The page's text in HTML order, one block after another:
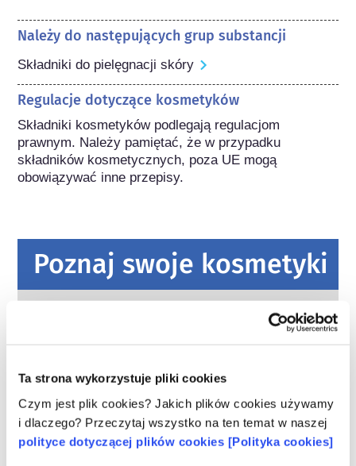
Ta strona wykorzystuje pliki cookies
Czym jest plik cookies? Jakich plików cookies używamy
i dlaczego? Przeczytaj wszystko na ten temat w naszej
polityce dotyczącej plików cookies [Polityka cookies]
Należy do następujących grup substancji
Składniki do pielęgnacji skóry
Regulacje dotyczące kosmetyków
Składniki kosmetyków podlegają regulacjom
prawnym. Należy pamiętać, że w przypadku
składników kosmetycznych, poza UE mogą
obowiązywać inne przepisy.
Poznaj swoje kosmetyki
bezpieczeństwo kosmetyków w Europie?
Przepisy UE wymagają, aby produkty
w Unii Europejskiej były bezpieczne. Firmy
oraz krajowe i europejskie organy regulacyjne
wspólnie ponoszą odpowiedzialność za
bezpieczeństwo produktów kosmetycznych.
czytaj więcej
Co należy wiedzieć o substancjach
zaburzających gospodarkę hormonalną